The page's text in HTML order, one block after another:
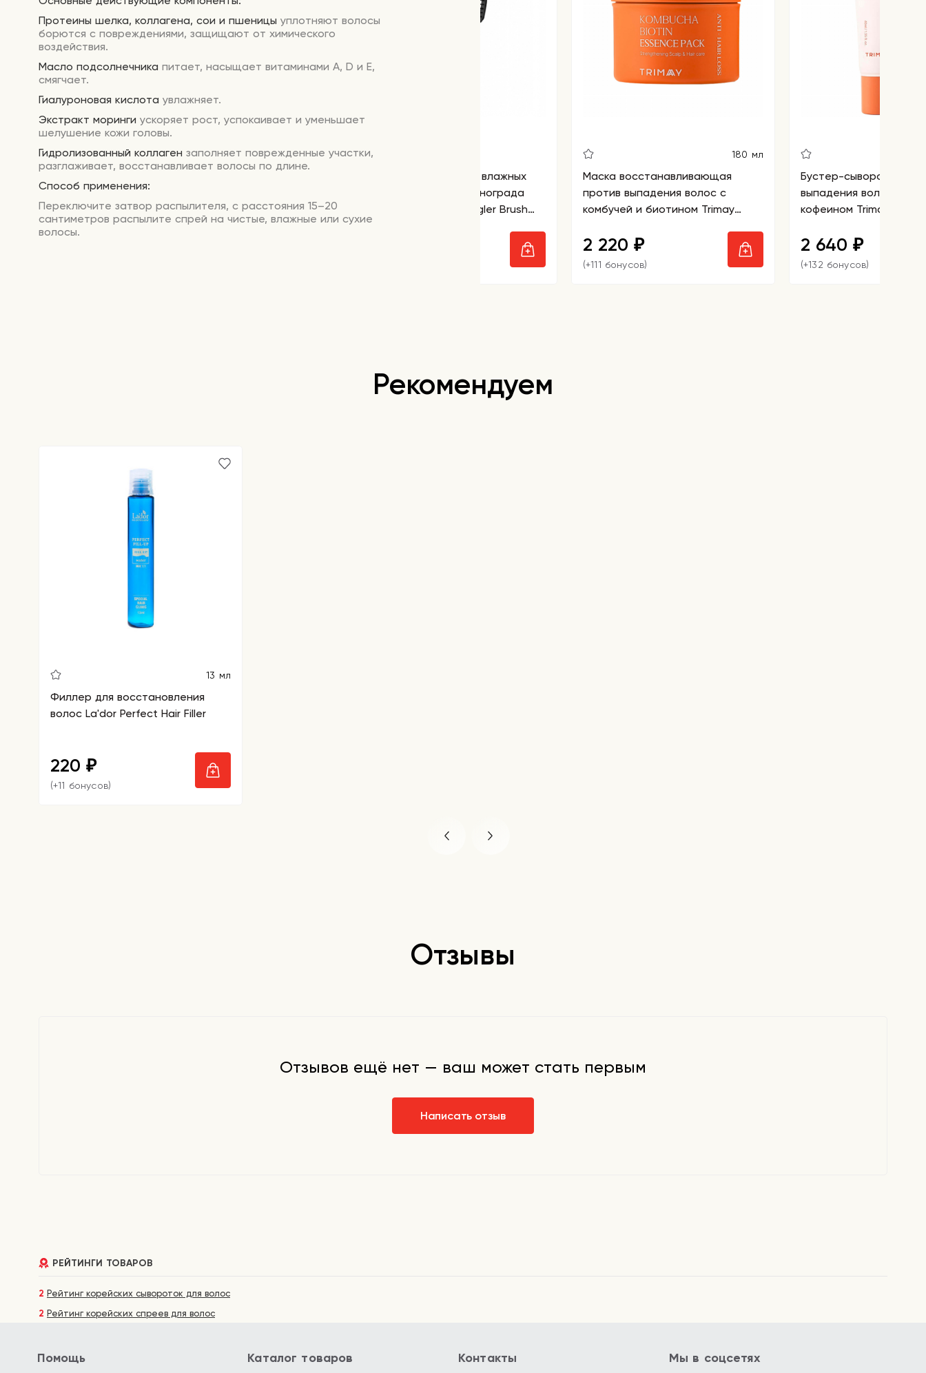
Протеины шелка, коллагена, сои и пшеницы уплотняют волосы
борются с повреждениями, защищают от химического
воздействия.
Масло подсолнечника питает, насыщает витаминами A, D и E,
смягчает.
Гиалуроновая кислота увлажняет.
Экстракт моринги ускоряет рост, успокаивает и уменьшает
шелушение кожи головы.
Гидролизованный коллаген заполняет поврежденные участки,
разглаживает, восстанавливает волосы по длине.
Способ применения:
Переключите затвор распылителя, с расстояния 15–20
сантиметров распылите спрей на чистые, влажные или сухие
волосы.
Расческа для сухих и влажных
волос с ароматом винограда
Solomeya Wet Detangler Brush
Paddle Grape
180 мл
Маска восстанавливающая
против выпадения волос с
комбучей и биотином Trimay
Essence Pack
2 220 ₽
(+111 бонусов)
Бустер-сыворотка
выпадения волос со
кофеином Trimay
2 640 ₽
(+132 бонусов)
Рекомендуем
13 мл
Филлер для восстановления
волос La'dor Perfect Hair Filler
220 ₽
(+11 бонусов)
Отзывы
Отзывов ещё нет — ваш может стать первым
Написать отзыв
РЕЙТИНГИ ТОВАРОВ
2 Рейтинг корейских сывороток для волос
2 Рейтинг корейских спреев для волос
Помощь Каталог товаров Контакты Мы в соцсетях